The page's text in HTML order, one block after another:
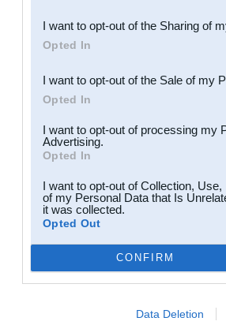
Downstream Participants
third parties.
I want to opt-out of the Sharing of
Opted In
I want to opt-out of the Sale of my
Opted In
I want to opt-out of processing my
Advertising.
Opted In
I want to opt-out of Collection,
of my Personal Data that Is
it was collected.
Opted Out
CONFIRM
Data Deletion